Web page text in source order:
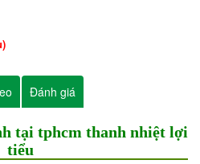
Đánh giá
tại tphcm thanh nhiệt lợi
tiểu